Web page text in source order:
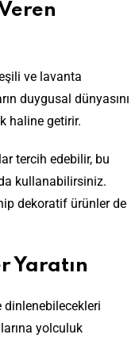
ve lavanta
duygusal dünyasını
haline getirir.
tercih edebilir, bu
kullanabilirsiniz.
dekoratif ürünler de
Yaratın
dinlenebilecekleri
yolculuk